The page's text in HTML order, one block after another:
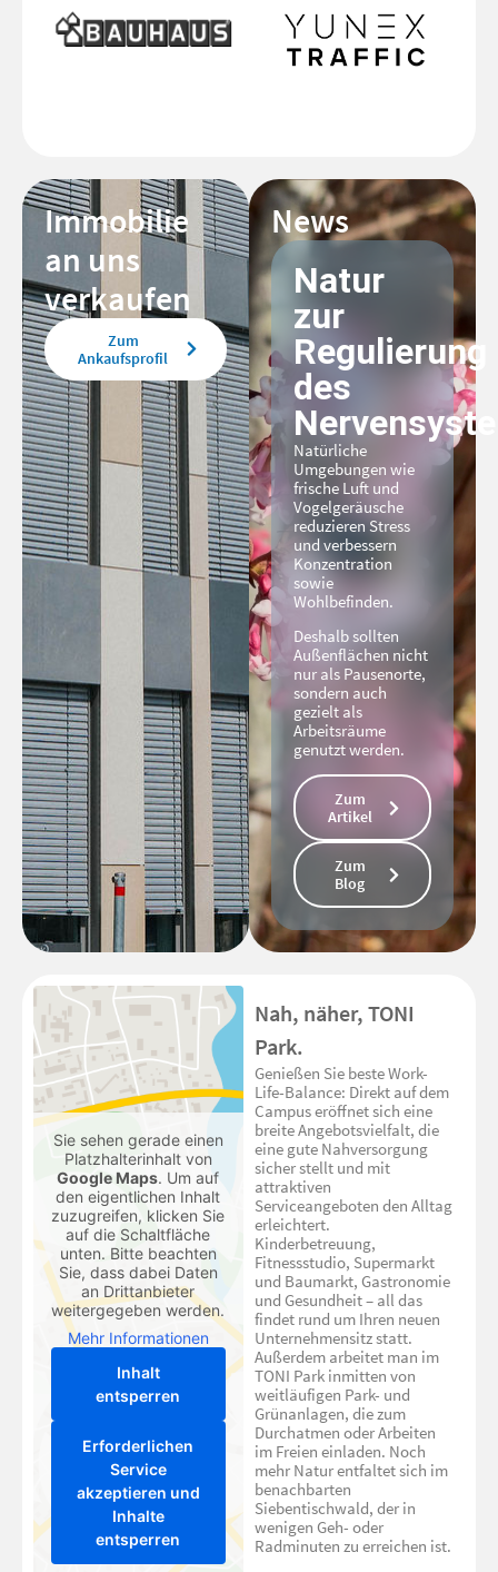
Immobilie
an uns
verkaufen
Zum
Ankaufsprofil
News
Natur
zur
Regulierung
des
Natürliche
Umgebungen wie
frische Luft und
Vogelgeräusche
reduzieren Stress
und verbessern
Konzentration
sowie
Wohlbefinden.
Deshalb sollten
Außenflächen nicht
nur als Pausenorte,
sondern auch
gezielt als
Arbeitsräume
genutzt werden.
Zum
Artikel
Zum
Blog
Sie sehen gerade einen
Platzhalterinhalt von
Google Maps. Um auf
den eigentlichen Inhalt
zuzugreifen, klicken Sie
auf die Schaltfläche
unten. Bitte beachten
Sie, dass dabei Daten
an Drittanbieter
weitergegeben werden.
Mehr Informationen
Inhalt
entsperren
Erforderlichen
Service
akzeptieren und
Inhalte
entsperren
Nah, näher, TONI
Park.
Genießen Sie beste Work-
Life-Balance: Direkt auf dem
Campus eröffnet sich eine
breite Angebotsvielfalt, die
eine gute Nahversorgung
sicher stellt und mit
attraktiven
Serviceangeboten den Alltag
erleichtert.
Kinderbetreuung,
Fitnessstudio, Supermarkt
und Baumarkt, Gastronomie
und Gesundheit – all das
findet rund um Ihren neuen
Unternehmensitz statt.
Außerdem arbeitet man im
TONI Park inmitten von
weitläufigen Park- und
Grünanlagen, die zum
Durchatmen oder Arbeiten
im Freien einladen. Noch
mehr Natur entfaltet sich im
benachbarten
Siebentischwald, der in
wenigen Geh- oder
Radminuten zu erreichen ist.